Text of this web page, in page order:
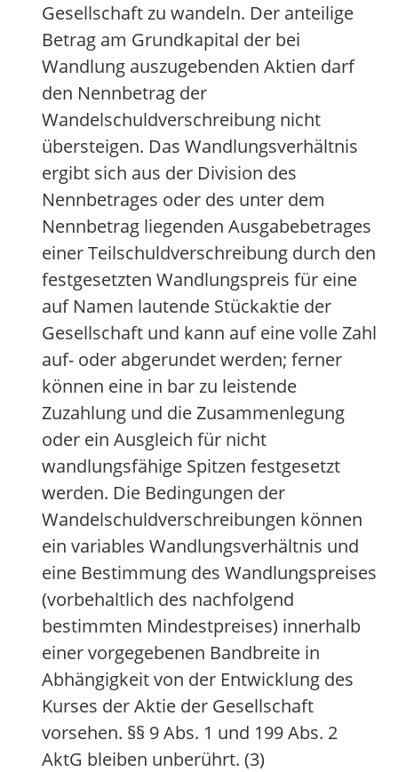
Gesellschaft zu wandeln. Der anteilige
Betrag am Grundkapital der bei
Wandlung auszugebenden Aktien darf
den Nennbetrag der
Wandelschuldverschreibung nicht
übersteigen. Das Wandlungsverhältnis
ergibt sich aus der Division des
Nennbetrages oder des unter dem
Nennbetrag liegenden Ausgabebetrages
einer Teilschuldverschreibung durch den
festgesetzten Wandlungspreis für eine
auf Namen lautende Stückaktie der
Gesellschaft und kann auf eine volle Zahl
auf- oder abgerundet werden; ferner
können eine in bar zu leistende
Zuzahlung und die Zusammenlegung
oder ein Ausgleich für nicht
wandlungsfähige Spitzen festgesetzt
werden. Die Bedingungen der
Wandelschuldverschreibungen können
ein variables Wandlungsverhältnis und
eine Bestimmung des Wandlungspreises
(vorbehaltlich des nachfolgend
bestimmten Mindestpreises) innerhalb
einer vorgegebenen Bandbreite in
Abhängigkeit von der Entwicklung des
Kurses der Aktie der Gesellschaft
vorsehen. §§ 9 Abs. 1 und 199 Abs. 2
AktG bleiben unberührt. (3)